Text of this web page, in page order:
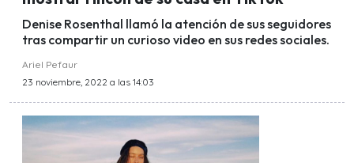
Denise Rosenthal llamó la atención de sus seguidores
tras compartir un curioso video en sus redes sociales.
Ariel Pefaur
23 noviembre, 2022 a las 14:03